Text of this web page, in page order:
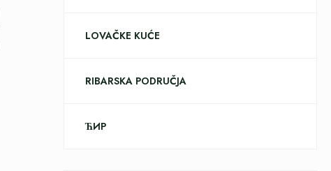
LOVAČKE KUĆE
RIBARSKA PODRUČJA
ЋИР